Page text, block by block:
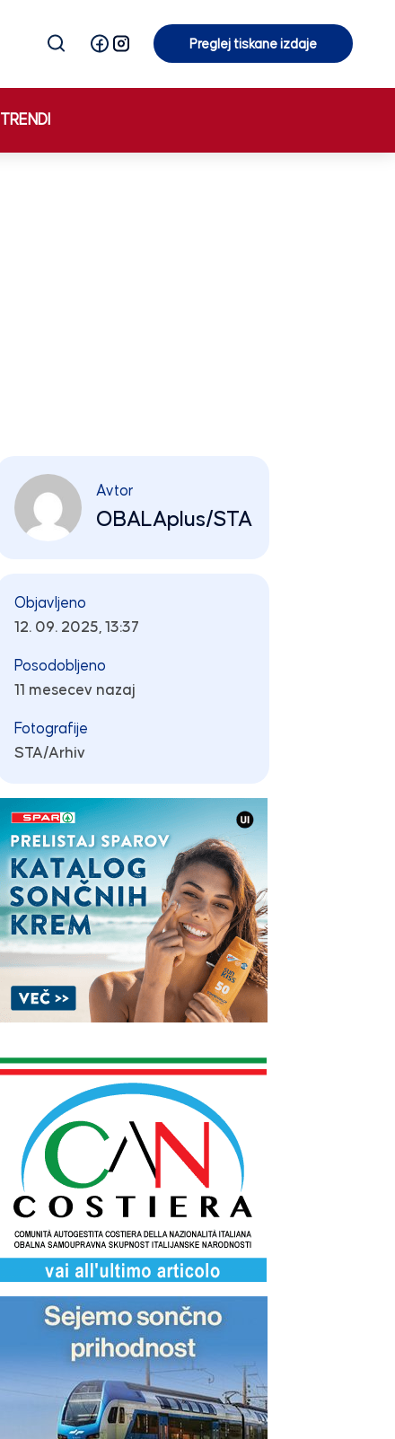
Preglej tiskane izdaje
TRENDI
Avtor
OBALAplus/STA
Objavljeno
12. 09. 2025, 13:37
Posodobljeno
11 mesecev nazaj
Fotografije
STA/Arhiv